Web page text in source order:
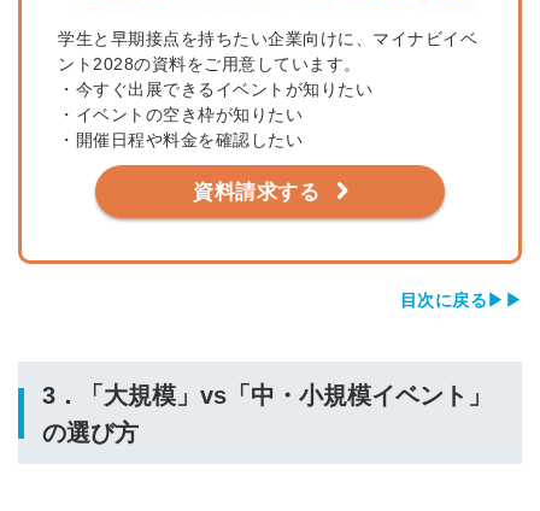
学生と早期接点を持ちたい企業向けに、マイナビイベ
ント2028の資料をご用意しています。
・今すぐ出展できるイベントが知りたい
・イベントの空き枠が知りたい
・開催日程や料金を確認したい
資料請求する
目次に戻る▶▶
3．「大規模」vs「中・小規模イベント」
の選び方